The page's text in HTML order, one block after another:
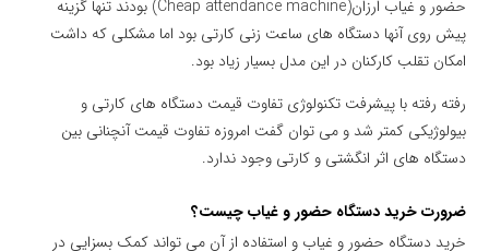
حضور و غیاب ارزان(Cheap attendance machine) بودند تنها گزینه
پیش روی آنها دستگاه های ساعت زنی کارتی بود اما مشکلی که داشت
امکان تقلب کارکنان در این مدل بسیار زیاد بود.
رفته رفته با پیشرفت تکنولوژی تفاوت قیمت دستگاه های کارتی و
بیولوژیکی کمتر شد و می توان گفت امروزه تفاوت قیمت آنچنانی بین
دستگاه های اثر انگشتی و کارتی وجود ندارد.
ضرورت خرید دستگاه حضور و غياب چیست؟
خرید دستگاه حضور و غیاب و استفاده از آن می تواند کمک بسزایی در